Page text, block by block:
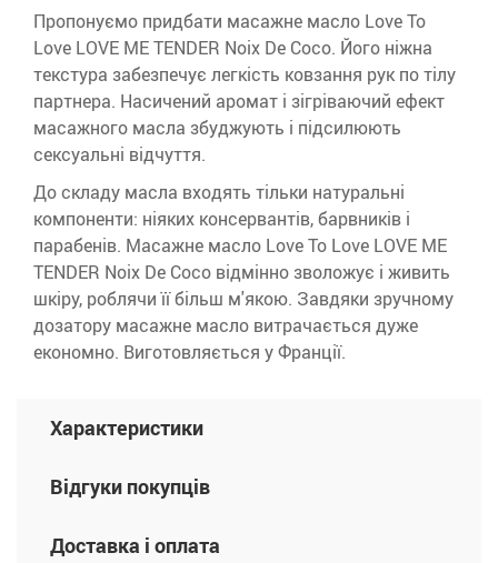
Пропонуємо придбати масажне масло Love To
Love LOVE ME TENDER Noix De Coco. Його ніжна
текстура забезпечує легкість ковзання рук по тілу
партнера. Насичений аромат і зігріваючий ефект
масажного масла збуджують і підсилюють
сексуальні відчуття.
До складу масла входять тільки натуральні
компоненти: ніяких консервантів, барвників і
парабенів. Масажне масло Love To Love LOVE ME
TENDER Noix De Coco відмінно зволожує і живить
шкіру, роблячи її більш м'якою. Завдяки зручному
дозатору масажне масло витрачається дуже
економно. Виготовляється у Франції.
Характеристики
Відгуки покупців
Доставка і оплата